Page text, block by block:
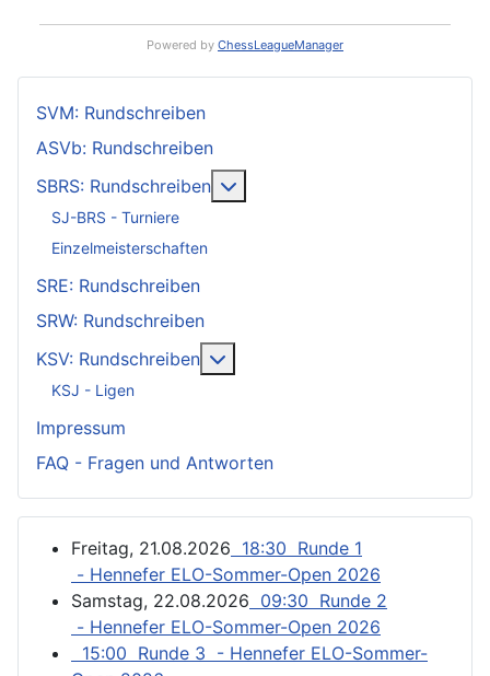
Powered by ChessLeagueManager
SVM: Rundschreiben
ASVb: Rundschreiben
SBRS: Rundschreiben
SJ-BRS - Turniere
Einzelmeisterschaften
SRE: Rundschreiben
SRW: Rundschreiben
KSV: Rundschreiben
KSJ - Ligen
Impressum
FAQ - Fragen und Antworten
Freitag, 21.08.2026 18:30 Runde 1
- Hennefer ELO-Sommer-Open 2026
Samstag, 22.08.2026 09:30 Runde 2
- Hennefer ELO-Sommer-Open 2026
15:00 Runde 3 - Hennefer ELO-Sommer-